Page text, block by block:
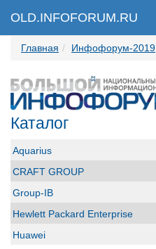
OLD.INFOFORUM.RU
Главная Инфофорум-2019
Каталог
Aquarius
CRAFT GROUP
Group-IB
Hewlett Packard Enterprise
Huawei